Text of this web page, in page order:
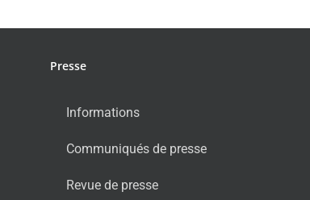
Presse
Informations
Communiqués de presse
Revue de presse